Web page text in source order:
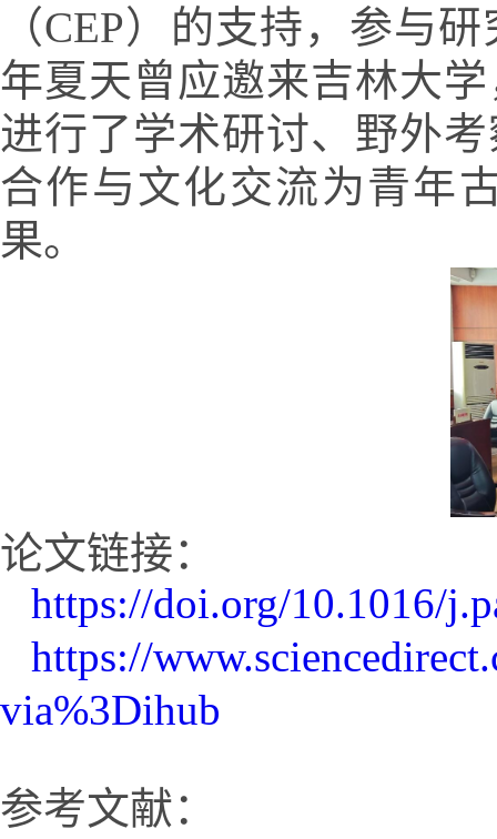
（CEP）的支持，参与
年夏天曾应邀来吉林大
进行了学术研讨、野外
合作与文化交流为青年
果。
论文链接：
https://doi.org/10.1016/
https://
via%3Dihub
参考文献：